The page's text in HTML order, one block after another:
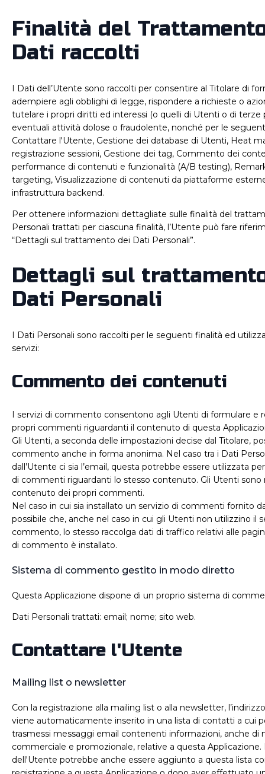
Finalità del
Dati raccolti
I Dati dell’Utente sono raccolti per consentire al Titolare di
adempiere agli obblighi di legge, rispondere a richieste o
tutelare i propri diritti ed interessi (o quelli di Utenti o di terze
eventuali attività dolose o fraudolente, nonché per le
Contattare l'Utente, Gestione dei database di Utenti, Heat
registrazione sessioni, Gestione dei tag, Commento dei
performance di contenuti e funzionalità (A/B testing),
targeting, Visualizzazione di contenuti da piattaforme
infrastruttura backend.
Per ottenere informazioni dettagliate sulle finalità del
Personali trattati per ciascuna finalità, l’Utente può fare
“Dettagli sul trattamento dei Dati Personali”.
Dettagli sul
Dati Personali
I Dati Personali sono raccolti per le seguenti finalità ed
servizi:
Commento dei contenuti
I servizi di commento consentono agli Utenti di formulare e
propri commenti riguardanti il contenuto di questa
Gli Utenti, a seconda delle impostazioni decise dal Titolare,
commento anche in forma anonima. Nel caso tra i Dati
dall’Utente ci sia l’email, questa potrebbe essere utilizzata
di commenti riguardanti lo stesso contenuto. Gli Utenti sono
contenuto dei propri commenti.
Nel caso in cui sia installato un servizio di commenti fornito
possibile che, anche nel caso in cui gli Utenti non utilizzino il
commento, lo stesso raccolga dati di traffico relativi alle
di commento è installato.
Sistema di commento gestito in modo diretto
Questa Applicazione dispone di un proprio sistema di
Dati Personali trattati: email; nome; sito web.
Contattare l'Utente
Mailing list o newsletter
Con la registrazione alla mailing list o alla newsletter,
viene automaticamente inserito in una lista di contatti a cui
trasmessi messaggi email contenenti informazioni, anche di
commerciale e promozionale, relative a questa Applicazione.
dell'Utente potrebbe anche essere aggiunto a questa lista